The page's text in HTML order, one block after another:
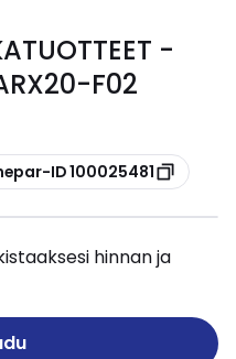
-
F02
ID 100025481
hinnan ja